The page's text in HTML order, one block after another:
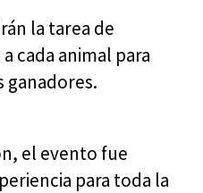
la tarea de
cada animal para
ganadores.
el evento fue
para toda la